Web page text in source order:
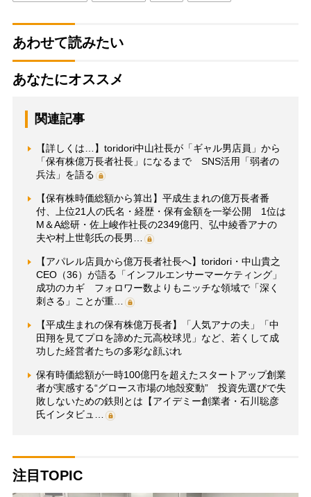
あわせて読みたい
あなたにオススメ
関連記事
【詳しくは…】toridori中山社長が「ギャル男店員」から
「保有株億万長者社長」になるまで SNS活用「弱者の
兵法」を語る
【保有株時価総額から算出】平成生まれの億万長者番
付、上位21人の氏名・経歴・保有金額を一挙公開 1位は
M＆A総研・佐上峻作社長の2349億円、弘中綾香アナの
夫や村上世彰氏の長男…
【アパレル店員から億万長者社長へ】toridori・中山貴之
CEO（36）が語る「インフルエンサーマーケティング」
成功のカギ フォロワー数よりもニッチな領域で「深く
刺さる」ことが重…
【平成生まれの保有株億万長者】「人気アナの夫」「中
田翔を見てプロを諦めた元高校球児」など、若くして成
功した経営者たちの多彩な顔ぶれ
保有時価総額が一時100億円を超えたスタートアップ創業
者が実感する“グロース市場の地殻変動” 投資先選びで失
敗しないための鉄則とは【アイデミー創業者・石川聡彦
氏インタビュ…
注目TOPIC